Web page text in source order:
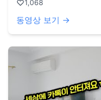
씩 줄여나갈 수 있을 것 같습니다! (현재 업로드되
글, 좋아요도 모두 감사드립니다! / 2022년 3월부
를 타고 세계여행 중입니
형태의 집을 이동하면서
1,068
동영상 보기 →